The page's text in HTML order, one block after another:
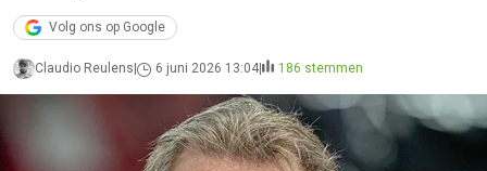
Volg ons op Google
Claudio Reulens 6 juni 2026 13:04 186 stemmen